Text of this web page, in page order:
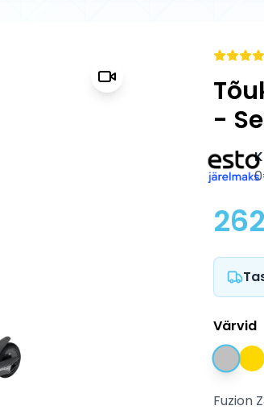
-
Värvid
Fuzion